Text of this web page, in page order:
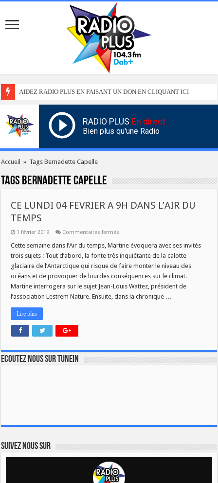
AIDEZ RADIO PLUS EN FAISANT UN DON EN CLIQUANT ICI
RADIO PLUS En direct
Bien plus qu'une Radio
Accueil » Tags Bernadette Capelle
Tags Bernadette Capelle
CE LUNDI 04 FEVRIER A 9H DANS L’AIR DU
TEMPS
1 février 2019 Commentaires fermés
LUNDI
FEVRIER
A
9H
DANS
L’AIR
DU
TEMPS
Cette semaine dans l’Air du temps, Martine évoquera avec ses invités
trois sujets : Tout d’abord, la fonte très inquiétante de la calotte
glaciaire de l’Antarctique qui risque de faire monter le niveau des
océans et de provoquer de lourdes conséquences sur le climat.
Martine interrogera sur le sujet Jean-Louis Wattez, président de
l’association Lestrem Nature. Ensuite, dans la chronique …
Lire plus
Ecoutez nous sur TuneIn
Suivez nous sur